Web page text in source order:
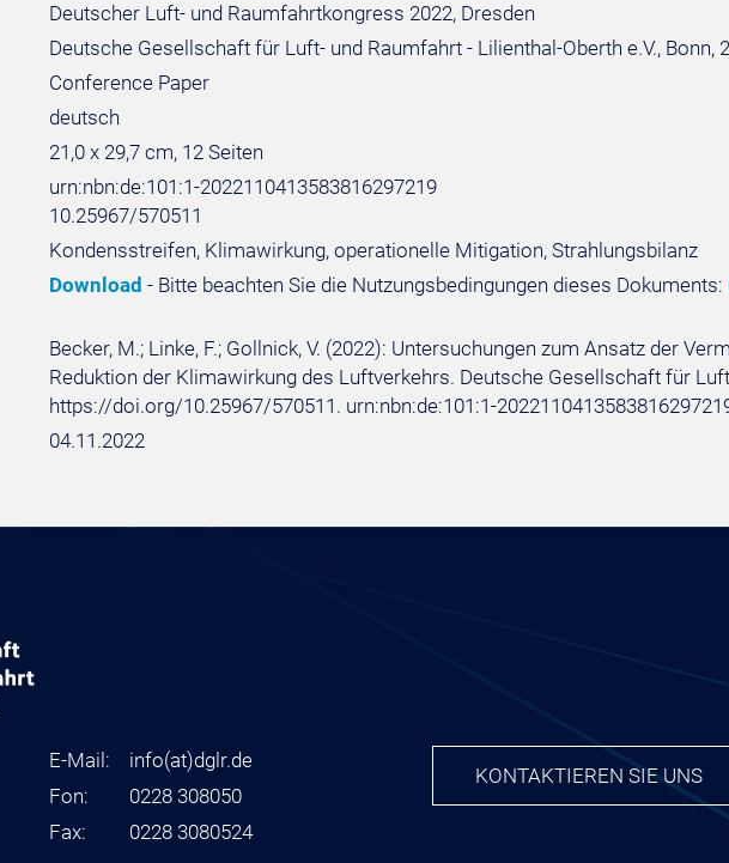
Deutscher Luft- und Raumfahrtkongress 2022, Dresden
Deutsche Gesellschaft für Luft- und Raumfahrt - Lilienthal-Oberth e.V., Bonn,
Conference Paper
deutsch
21,0 x 29,7 cm, 12 Seiten
urn:nbn:de:101:1-2022110413583816297219
10.25967/570511
Kondensstreifen, Klimawirkung, operationelle Mitigation, Strahlungsbilanz
Download - Bitte beachten Sie die Nutzungsbedingungen dieses Dokuments:
Becker, M.; Linke, F.; Gollnick, V. (2022): Untersuchungen zum Ansatz der
Reduktion der Klimawirkung des Luftverkehrs. Deutsche Gesellschaft für
https://doi.org/10.25967/570511. urn:nbn:de:101:1-
04.11.2022
E-Mail: info(at)dglr.de
Fon:
0228 308050
Fax:
0228 3080524
KONTAKTIEREN SIE UNS